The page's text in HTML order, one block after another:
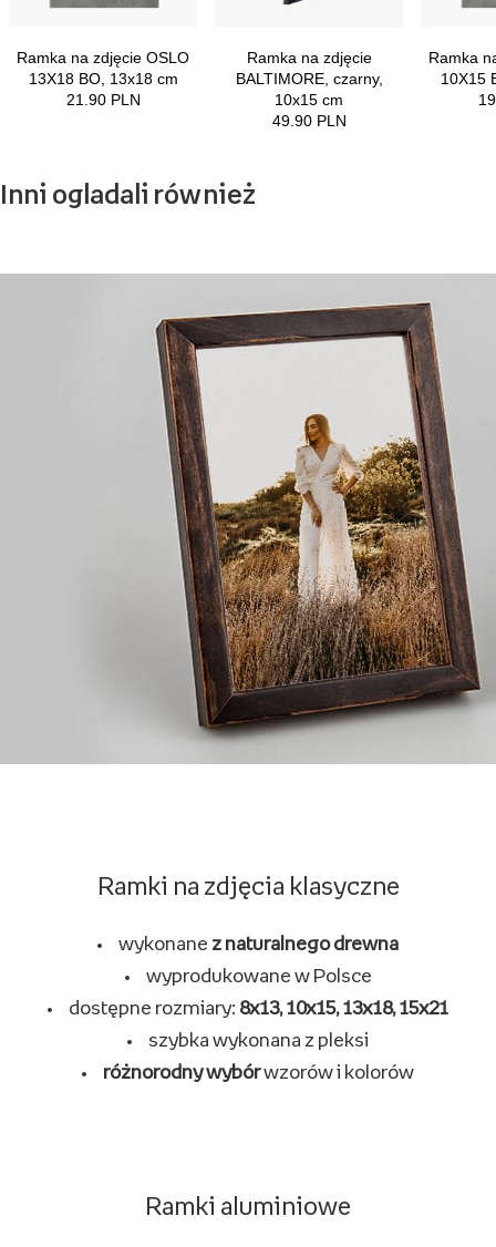
Inni ogladali również
Ramki na zdjęcia klasyczne